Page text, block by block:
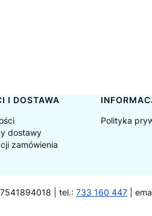
I DOSTAWA
dostawy
zamówienia
Polityka
| tel.: 733 160 447 |